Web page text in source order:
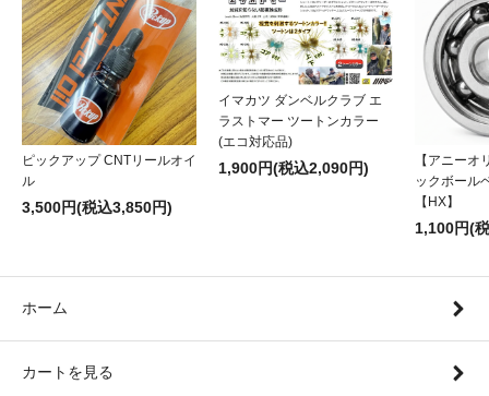
ピックアップ CNTリールオイ
ル
3,500円(税込3,850円)
イマカツ ダンベルクラブ エ
ラストマー ツートンカラー
(エコ対応品)
1,900円(税込2,090円)
【アニーオ
ックボール
【HX】
1,100円(
ホーム
カートを見る